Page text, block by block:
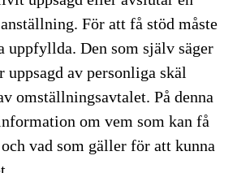
För att få stöd måste
uppfyllda. Den som själv säger
uppsagd av personliga skäl
omställningsavtalet. På denna
om vem som kan få
vad som gäller för att kunna